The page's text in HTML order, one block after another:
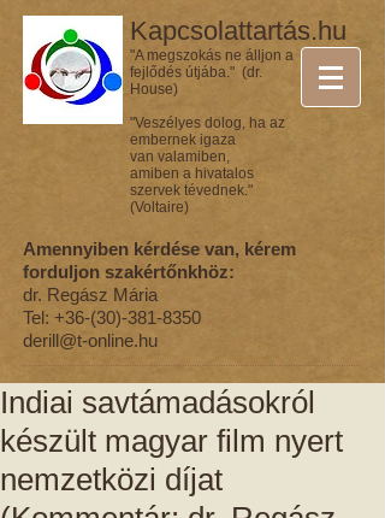
Kapcsolattartás.hu
"A megszokás ne álljon a
fejlődés útjába." (dr.
House)
"Veszélyes dolog, ha az
embernek igaza
van valamiben,
amiben a hivatalos
szervek tévednek."
(Voltaire)
Amennyiben kérdése van, kérem
forduljon szakértőnkhöz:
dr. Regász Mária
Tel: +36-(30)-381-8350
derill@t-online.hu
Indiai savtámadásokról
készült magyar film nyert
nemzetközi díjat